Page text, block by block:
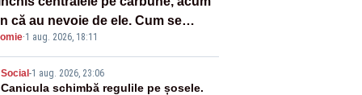
că au nevoie de ele. Cum se
vina în plină criză energetică
·1 aug. 2026, 18:11
Social -1 aug. 2026, 23:06
Canicula schimbă regulile pe șosele.